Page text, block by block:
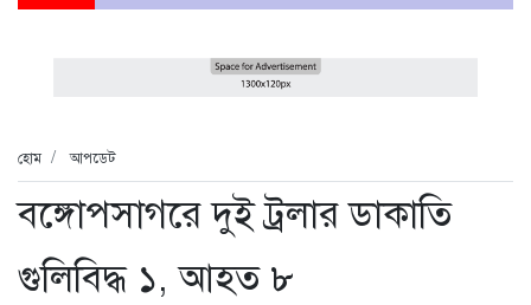
হোম আপডেট
বঙ্গোপসাগরে দুই ট্রলার ডাকাতি
গুলিবিদ্ধ ১, আহত ৮